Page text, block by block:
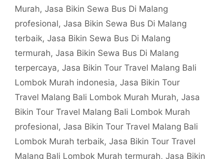
Murah, Jasa Bikin Sewa Bus Di Malang
profesional, Jasa Bikin Sewa Bus Di Malang
terbaik, Jasa Bikin Sewa Bus Di Malang
termurah, Jasa Bikin Sewa Bus Di Malang
terpercaya, Jasa Bikin Tour Travel Malang Bali
Lombok Murah indonesia, Jasa Bikin Tour
Travel Malang Bali Lombok Murah Murah, Jasa
Bikin Tour Travel Malang Bali Lombok Murah
profesional, Jasa Bikin Tour Travel Malang Bali
Lombok Murah terbaik, Jasa Bikin Tour Travel
Malang Bali Lombok Murah termurah, Jasa Bikin